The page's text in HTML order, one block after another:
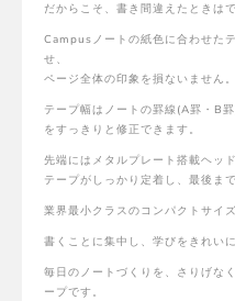
だからこそ、書き間違えたときは
Campusノートの紙色に合わせた
せ、
ページ全体の印象を損ないません。
テープ幅はノートの罫線(A罫・B
をすっきりと修正できます。
先端にはメタルプレート搭載ヘッド
テープがしっかり定着し、最後ま
業界最小クラスのコンパクトサイ
書くことに集中し、学びをきれい
毎日のノートづくりを、さりげな
ープです。